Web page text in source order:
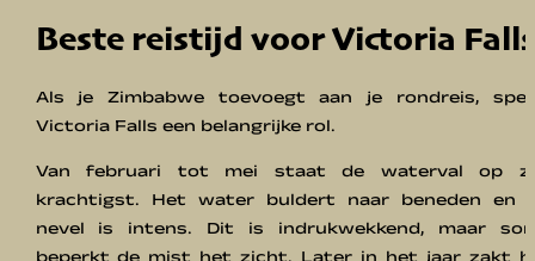
Beste reistijd voor Victoria Falls
Als je Zimbabwe toevoegt aan je rondreis,
Victoria Falls een belangrijke rol.
Van februari tot mei staat de waterval op
krachtigst. Het water buldert naar beneden en
nevel is intens. Dit is indrukwekkend, maar